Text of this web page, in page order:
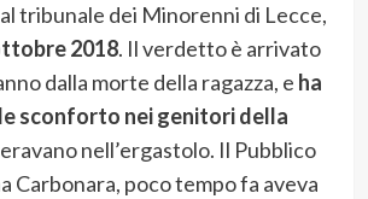
tribunale dei Minorenni di Lecce,
2018. Il verdetto è arrivato
dalla morte della ragazza, e ha
sconforto nei genitori della
nell’ergastolo. Il Pubblico
Carbonara, poco tempo fa aveva